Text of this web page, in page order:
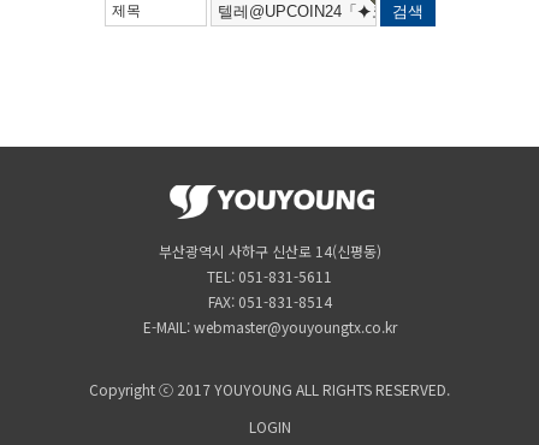
부산광역시 사하구 신산로 14(신평동)
TEL: 051-831-5611
FAX: 051-831-8514
E-MAIL: webmaster@youyoungtx.co.kr
Copyright ⓒ 2017 YOUYOUNG ALL RIGHTS RESERVED.
LOGIN